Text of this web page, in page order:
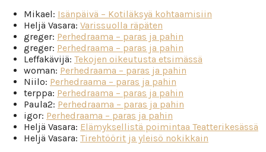
Mikael: Isänpäivä – Kotiläksyä kohtaamisiin
Heljä Vasara: Varissuolla räpäten
greger: Perhedraama – paras ja pahin
greger: Perhedraama – paras ja pahin
Leffakävijä: Tekojen oikeutusta etsimässä
woman: Perhedraama – paras ja pahin
Niilo: Perhedraama – paras ja pahin
terppa: Perhedraama – paras ja pahin
Paula2: Perhedraama – paras ja pahin
igor: Perhedraama – paras ja pahin
Heljä Vasara: Elämyksellistä poimintaa Teatterikesässä
Heljä Vasara: Tirehtöörit ja yleisö nokikkain